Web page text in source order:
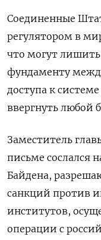
Соединенные
регулятором в
что могут лишить
фундаменту
доступа к
ввергнуть любой
Заместитель
письме сослался
Байдена,
санкций против
институтов,
операции с